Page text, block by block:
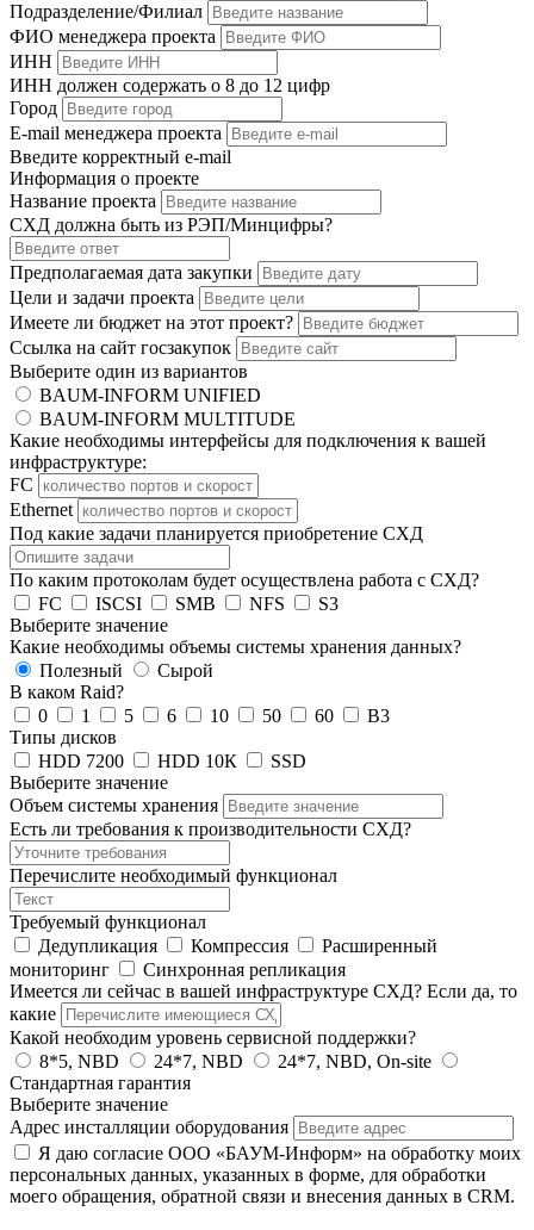
Подразделение/Филиал
ФИО менеджера проекта
ИНН
ИНН должен содержать о 8 до 12 цифр
Город
E-mail менеджера проекта
Введите корректный e-mail
Информация о проекте
Название проекта
СХД должна быть из РЭП/Минцифры?
Предполагаемая дата закупки
Цели и задачи проекта
Имеете ли бюджет на этот проект?
Ссылка на сайт госзакупок
Выберите один из вариантов
BAUM-INFORM UNIFIED
BAUM-INFORM MULTITUDE
Какие необходимы интерфейсы для подключения к вашей
инфраструктуре:
FC
Ethernet
Под какие задачи планируется приобретение СХД
По каким протоколам будет осуществлена работа с СХД?
FC
ISCSI SMB NFS
S3
Выберите значение
Какие необходимы объемы системы хранения данных?
Полезный
Сырой
В каком Raid?
0
1 5 6 10 50 60
B3
Типы дисков
HDD 7200
HDD 10К
SSD
Выберите значение
Объем системы хранения
Есть ли требования к производительности СХД?
Перечислите необходимый функционал
Требуемый функционал
Дедупликация
Компрессия
Расширенный
мониторинг
Синхронная репликация
Имеется ли сейчас в вашей инфраструктуре СХД? Если да, то
какие
Какой необходим уровень сервисной поддержки?
8*5, NBD
24*7, NBD
24*7, NBD, On-site
Стандартная гарантия
Выберите значение
Адрес инсталляции оборудования
Я даю согласие ООО «БАУМ-Информ» на обработку моих
персональных данных, указанных в форме, для обработки
моего обращения, обратной связи и внесения данных в CRM.